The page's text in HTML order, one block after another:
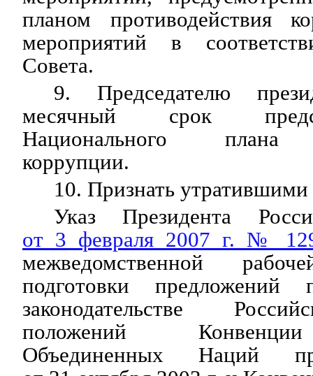
планом противодействия
мероприятий в
Совета.
9. Председателю
месячный срок
Национального плана
коррупции.
10. Признать утратившими
Указ Президента
от 3 февраля 2007 г. №
межведомственной
подготовки
законодательстве
положений
Объединенных Наций